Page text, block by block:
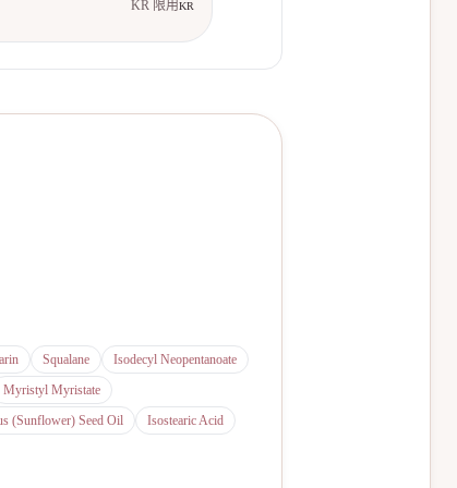
KR 限用KR
Squalane
Isodecyl Neopentanoate
Myristyl Myristate
(Sunflower) Seed Oil Isostearic Acid